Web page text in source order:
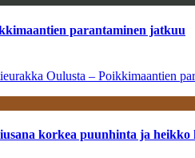
parantaminen jatkuu
Oulusta – Poikkimaantien
korkea puunhinta ja heikko